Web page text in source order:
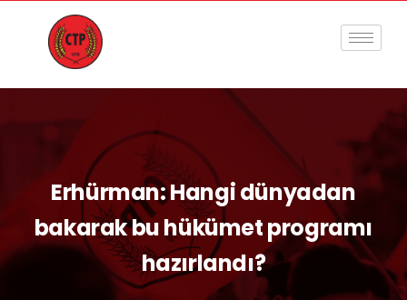
Erhürman: Hangi dünyadan
bakarak bu hükümet programı
hazırlandı?